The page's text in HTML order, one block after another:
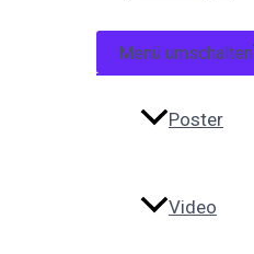
Menü umschalten
Poster
Video